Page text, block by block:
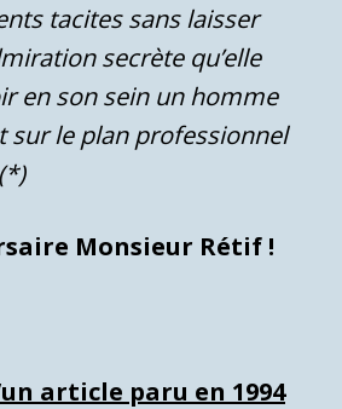
tacites sans laisser
secrète qu’elle
en son sein un homme
sur le plan professionnel
Monsieur Rétif !
article paru en 1994